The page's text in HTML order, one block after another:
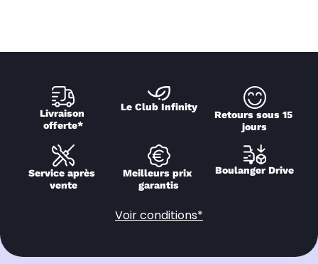
Livraison
offerte*
Le Club Infinity
Retours sous 15
jours
Service après
vente
Meilleurs prix
garantis
Boulanger Drive
Voir conditions*